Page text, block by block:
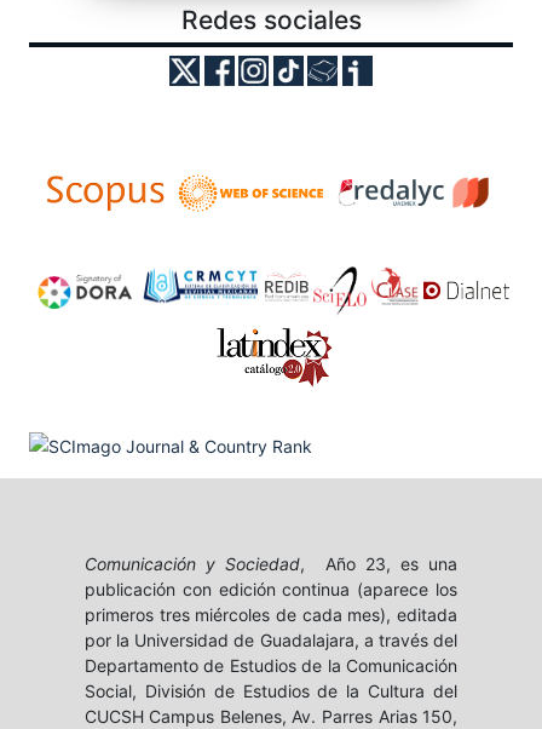
Redes sociales
Comunicación y Sociedad, Año 23, es una
publicación con edición continua (aparece los
primeros tres miércoles de cada mes), editada
por la Universidad de Guadalajara, a través del
Departamento de Estudios de la Comunicación
Social, División de Estudios de la Cultura del
CUCSH Campus Belenes, Av. Parres Arias 150,